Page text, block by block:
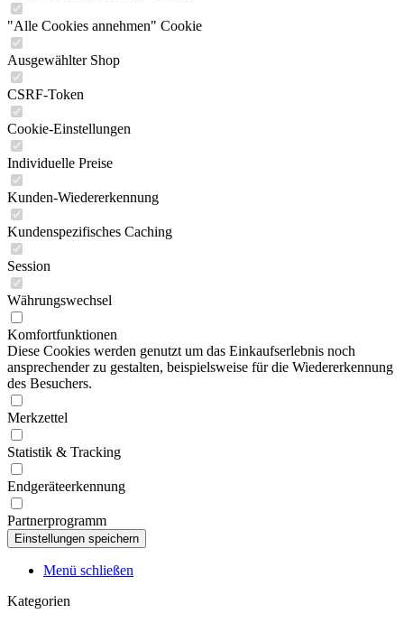
"Alle Cookies annehmen" Cookie
Ausgewählter Shop
CSRF-Token
Cookie-Einstellungen
Individuelle Preise
Kunden-Wiedererkennung
Kundenspezifisches Caching
Session
Währungswechsel
Komfortfunktionen
Diese Cookies werden genutzt um das Einkaufserlebnis noch
ansprechender zu gestalten, beispielsweise für die Wiedererkennung
des Besuchers.
Merkzettel
Statistik & Tracking
Endgeräteerkennung
Partnerprogramm
Menü schließen
Kategorien